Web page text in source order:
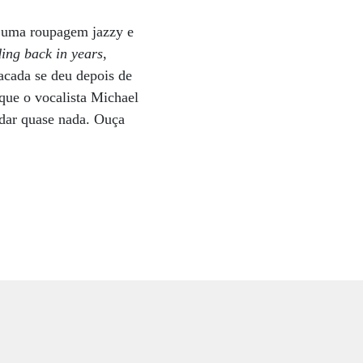
roupagem jazzy e
back in years,
se deu depois de
o vocalista Michael
quase nada. Ouça